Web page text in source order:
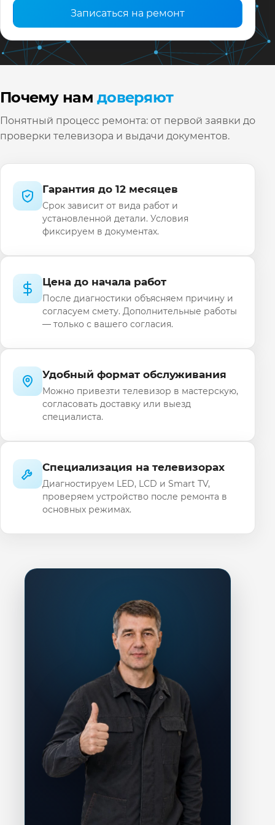
запчастей: простые случаи — быстрее, заказ
детали — по согласованному графику.
проверку и выдаём гарантийные документы.
Заявка с моделью Motorola ускоряет
Записаться на ремонт
Почему намдоверяют
Понятный процесс ремонта: от первой заявки до
проверки телевизора и выдачи документов.
Гарантия до 12 месяцев
Срок зависит от вида работ и
установленной детали. Условия
фиксируем в документах.
Цена до начала работ
После диагностики объясняем причину и
согласуем смету. Дополнительные работы
— только с вашего согласия.
Удобный формат обслуживания
Можно привезти телевизор в мастерскую,
согласовать доставку или выезд
специалиста.
Специализация на телевизорах
Диагностируем LED, LCD и Smart TV,
проверяем устройство после ремонта в
основных режимах.